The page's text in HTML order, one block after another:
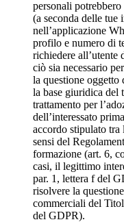
personali
(a seconda delle
nell’applicazione
profilo e numero di
richiedere
ciò sia necessario
la questione oggetto
la base giuridica del
trattamento per
dell’interessato
accordo stipulato tra
sensi del
formazione (art. 6,
casi, il legittimo
par. 1, lettera f del
risolvere la
commerciali del
del GDPR).